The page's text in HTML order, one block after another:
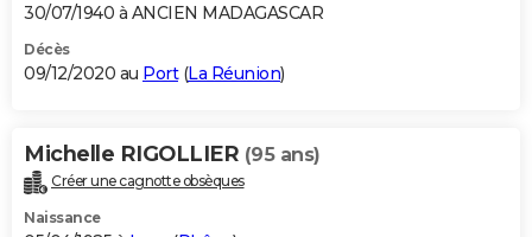
30/07/1940 à ANCIEN MADAGASCAR
Décès
09/12/2020 au Port(La Réunion)
Michelle RIGOLLIER (95 ans)
Créer une cagnotte obsèques
Naissance